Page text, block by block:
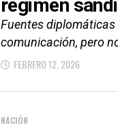
régimen
Fuentes diplomáticas
comunicación, pero
FEBRERO 12, 2026
NACIÓN